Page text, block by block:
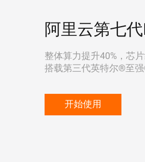
阿里云第七
整体算力提升40%，芯片
搭载第三代英特尔®至
开始使用